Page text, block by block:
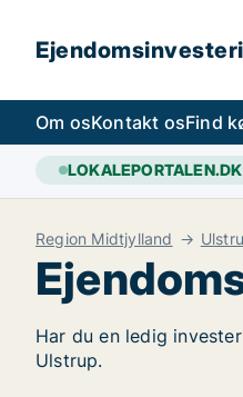
Om osKontakt osFind
Region Midtjylland
Har du en ledig
Ulstrup.